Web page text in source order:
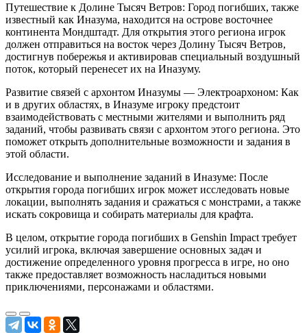
Путешествие к Долине Тысяч Ветров: Город погибших, также
известный как Иназума, находится на острове восточнее
континента Мондштадт. Для открытия этого региона игрок
должен отправиться на восток через Долину Тысяч Ветров,
достигнув побережья и активировав специальный воздушный
поток, который перенесет их на Иназуму.
Развитие связей с архонтом Иназумы — Электроархоном: Как
и в других областях, в Иназуме игроку предстоит
взаимодействовать с местными жителями и выполнить ряд
заданий, чтобы развивать связи с архонтом этого региона. Это
поможет открыть дополнительные возможности и задания в
этой области.
Исследование и выполнение заданий в Иназуме: После
открытия города погибших игрок может исследовать новые
локации, выполнять задания и сражаться с монстрами, а также
искать сокровища и собирать материалы для крафта.
В целом, открытие города погибших в Genshin Impact требует
усилий игрока, включая завершение основных задач и
достижение определенного уровня прогресса в игре, но оно
также предоставляет возможность насладиться новыми
приключениями, персонажами и областями.